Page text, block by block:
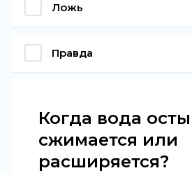
Ложь
Правда
Когда вода
сжимается или
расширяется?